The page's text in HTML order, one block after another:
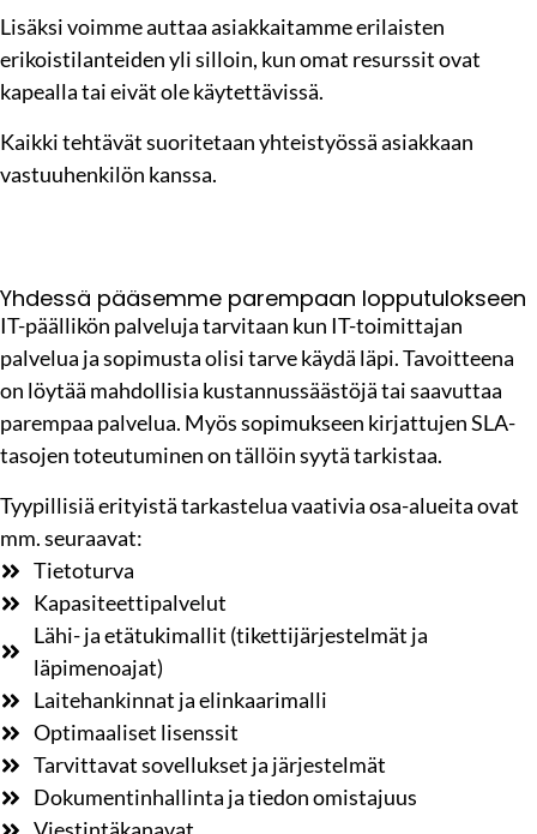
Lisäksi voimme auttaa asiakkaitamme erilaisten
erikoistilanteiden yli silloin, kun omat resurssit ovat
kapealla tai eivät ole käytettävissä.
Kaikki tehtävät suoritetaan yhteistyössä asiakkaan
vastuuhenkilön kanssa.
Yhdessä pääsemme parempaan lopputulokseen
IT-päällikön palveluja tarvitaan kun IT-toimittajan
palvelua ja sopimusta olisi tarve käydä läpi. Tavoitteena
on löytää mahdollisia kustannussäästöjä tai saavuttaa
parempaa palvelua. Myös sopimukseen kirjattujen SLA-
tasojen toteutuminen on tällöin syytä tarkistaa.
Tyypillisiä erityistä tarkastelua vaativia osa-alueita ovat
mm. seuraavat:
Tietoturva
Kapasiteettipalvelut
Lähi- ja etätukimallit (tikettijärjestelmät ja
läpimenoajat)
Laitehankinnat ja elinkaarimalli
Optimaaliset lisenssit
Tarvittavat sovellukset ja järjestelmät
Dokumentinhallinta ja tiedon omistajuus